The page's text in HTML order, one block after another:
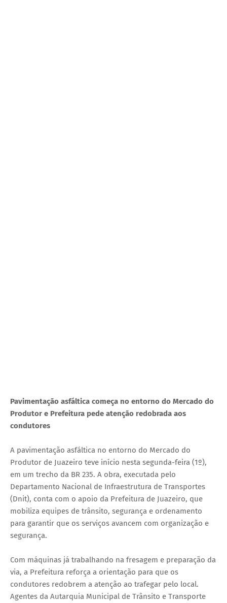
Pavimentação asfáltica começa no entorno do Mercado do
Produtor e Prefeitura pede atenção redobrada aos
condutores
A pavimentação asfáltica no entorno do Mercado do
Produtor de Juazeiro teve início nesta segunda-feira (1º),
em um trecho da BR 235. A obra, executada pelo
Departamento Nacional de Infraestrutura de Transportes
(Dnit), conta com o apoio da Prefeitura de Juazeiro, que
mobiliza equipes de trânsito, segurança e ordenamento
para garantir que os serviços avancem com organização e
segurança.
Com máquinas já trabalhando na fresagem e preparação da
via, a Prefeitura reforça a orientação para que os
condutores redobrem a atenção ao trafegar pelo local.
Agentes da Autarquia Municipal de Trânsito e Transporte